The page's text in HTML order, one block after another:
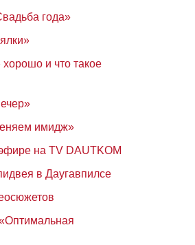
года»
хорошо и что такое
имидж»
на TV DAUTKOM
в Даугавпилсе